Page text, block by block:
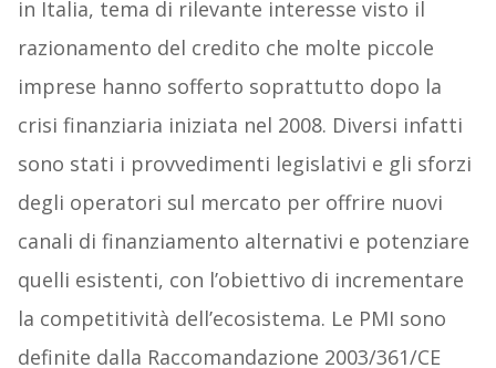
in Italia, tema di rilevante interesse visto il
razionamento del credito che molte piccole
imprese hanno sofferto soprattutto dopo la
crisi finanziaria iniziata nel 2008. Diversi infatti
sono stati i provvedimenti legislativi e gli sforzi
degli operatori sul mercato per offrire nuovi
canali di finanziamento alternativi e potenziare
quelli esistenti, con l’obiettivo di incrementare
la competitività dell’ecosistema. Le PMI sono
definite dalla Raccomandazione 2003/361/CE